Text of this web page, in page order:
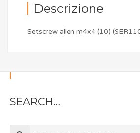
Descrizione
Setscrew allen m4x4 (10)
SEARCH…